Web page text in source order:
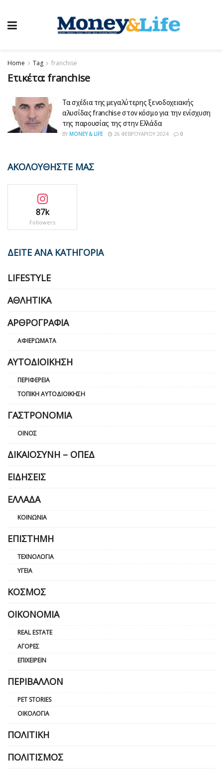
Home Tag franchise
Ετικέτα: franchise
Τα σχέδια της μεγαλύτερης ξενοδοχειακής
αλυσίδας franchise στον κόσμο για την ενίσχυση
της παρουσίας της στην Ελλάδα
BY MONEY & LIFE 26 ΦΕΒΡΟΥΑΡΊΟΥ 2024 0
ΑΚΟΛΟΥΘΗΣΤΕ ΜΑΣ
87k
Followers
ΔΕΙΤΕ ΑΝΑ ΚΑΤΗΓΟΡΙΑ
LIFESTYLE
ΑΘΛΗΤΙΚΆ
ΑΡΘΡΟΓΡΑΦΊΑ
ΑΦΙΕΡΏΜΑΤΑ
ΑΥΤΟΔΙΟΊΚΗΣΗ
ΠΕΡΙΦΈΡΕΙΑ
ΤΟΠΙΚΉ ΑΥΤΟΔΙΟΊΚΗΣΗ
ΓΑΣΤΡΟΝΟΜΊΑ
ΟΊΝΟΣ
ΔΙΚΑΙΟΣΎΝΗ – ΟΠΕΔ
ΕΙΔΉΣΕΙΣ
ΕΛΛΆΔΑ
ΚΟΙΝΩΝΊΑ
ΕΠΙΣΤΉΜΗ
ΤΕΧΝΟΛΟΓΊΑ
ΥΓΕΊΑ
ΚΌΣΜΟΣ
ΟΙΚΟΝΟΜΊΑ
REAL ESTATE
ΑΓΟΡΈΣ
ΕΠΙΧΕΙΡΕΊΝ
ΠΕΡΙΒΆΛΛΟΝ
PET STORIES
ΟΙΚΟΛΟΓΊΑ
ΠΟΛΙΤΙΚΉ
ΠΟΛΙΤΙΣΜΌΣ